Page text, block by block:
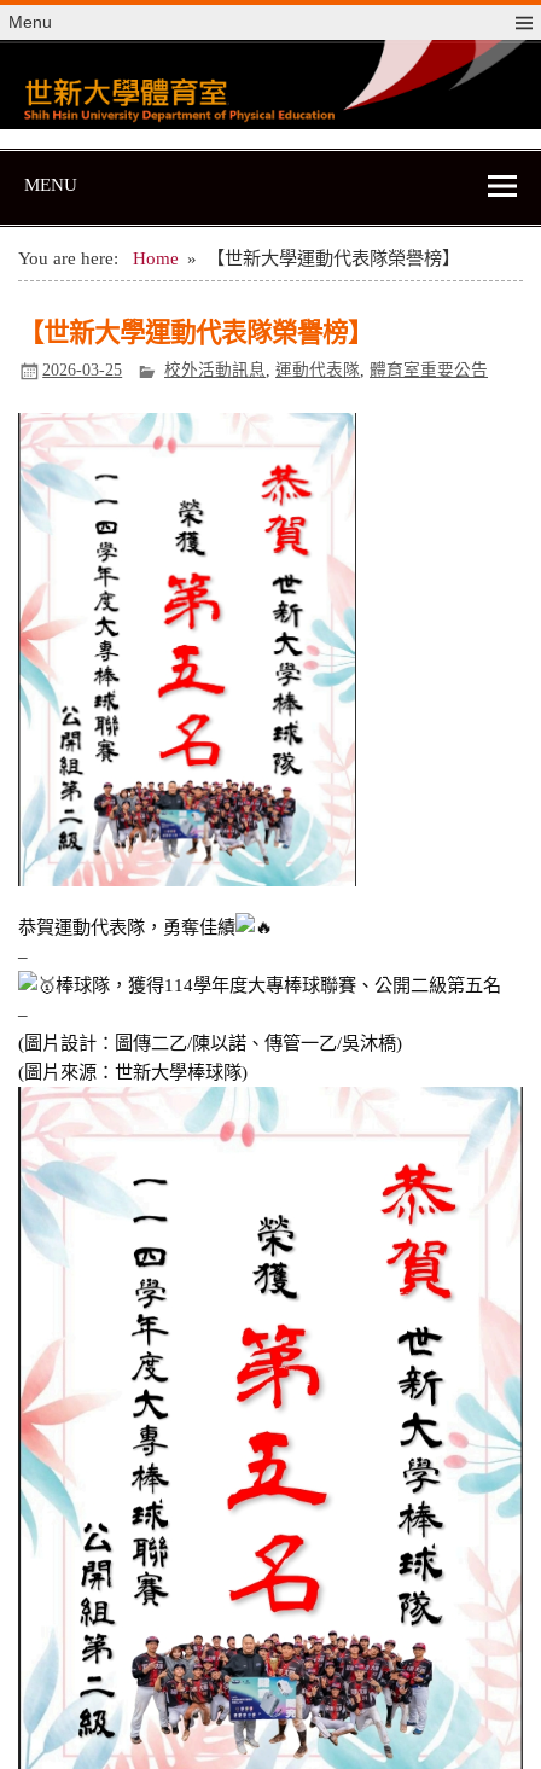
Skip
to
content
Menu
世新大學體育室
世新大學體育室
MENU
You are here: Home 【世新大學運動代表隊榮譽榜】
【世新大學運動代表隊榮譽榜】
2026-03-25 校外活動訊息,運動代表隊,體育室重要公告
恭賀運動代表隊，勇奪佳績
–
棒球隊 ，獲得114學年度大專棒球聯賽、公開二級第五名
–
(圖片設計：圖傳二乙/陳以諾、傳管一乙/吳沐橋)
(圖片來源：世新大學棒球隊)